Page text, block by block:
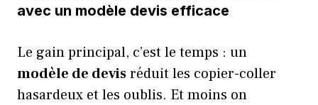
avec un modèle devis efficace
Le gain principal, c’est le temps : un
modèle de devisréduit les copier-coller
hasardeux et les oublis. Et moins on